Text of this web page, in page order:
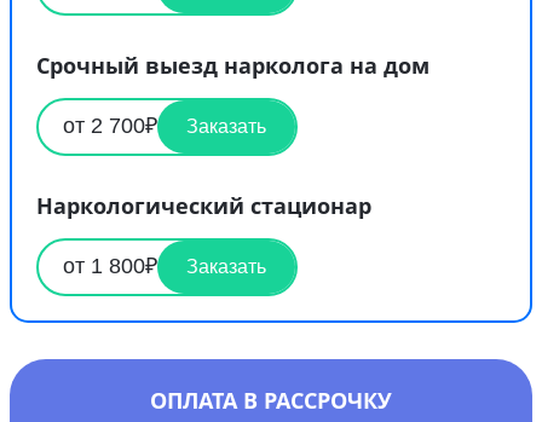
Срочный выезд нарколога на дом
от 2 700₽ Заказать
Наркологический стационар
от 1 800₽ Заказать
ОПЛАТА В РАССРОЧКУ